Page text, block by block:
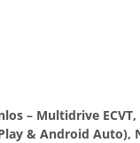
– Multidrive
& Android